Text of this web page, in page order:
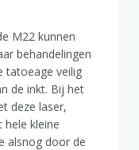
M22 kunnen
behandelingen
tatoeage veilig
de inkt. Bij het
deze laser,
kleine
alsnog door de